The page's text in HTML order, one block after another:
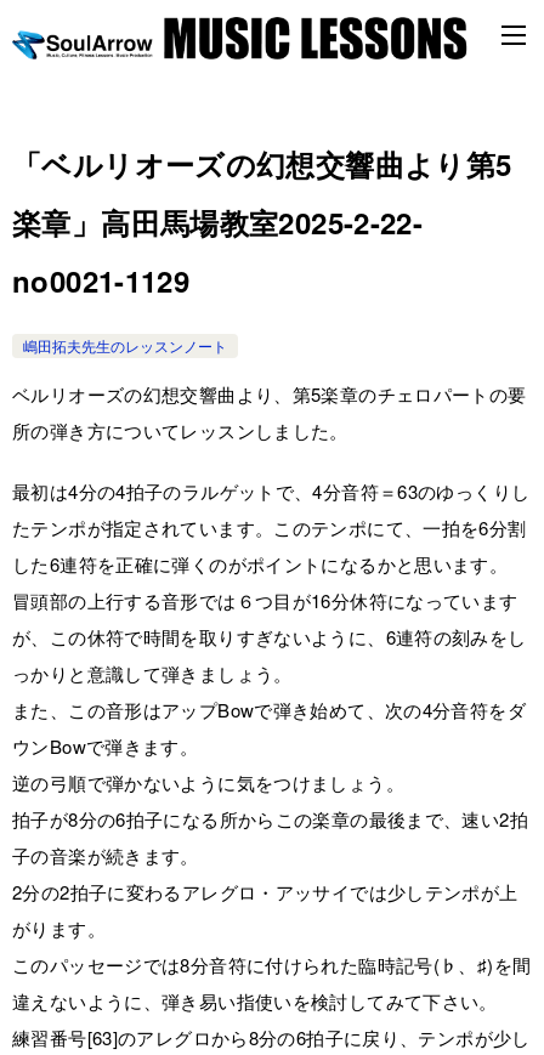
「ベルリオーズの幻想交響曲より第5
楽章」高田馬場教室2025-2-22-
no0021-1129
嶋田拓夫先生のレッスンノート
ベルリオーズの幻想交響曲より、第5楽章のチェロパートの要
所の弾き方についてレッスンしました。
最初は4分の4拍子のラルゲットで、4分音符＝63のゆっくりし
たテンポが指定されています。このテンポにて、一拍を6分割
した6連符を正確に弾くのがポイントになるかと思います。
冒頭部の上行する音形では６つ目が16分休符になっています
が、この休符で時間を取りすぎないように、6連符の刻みをし
っかりと意識して弾きましょう。
また、この音形はアップBowで弾き始めて、次の4分音符をダ
ウンBowで弾きます。
逆の弓順で弾かないように気をつけましょう。
拍子が8分の6拍子になる所からこの楽章の最後まで、速い2拍
子の音楽が続きます。
2分の2拍子に変わるアレグロ・アッサイでは少しテンポが上
がります。
このパッセージでは8分音符に付けられた臨時記号(♭、♯)を間
違えないように、弾き易い指使いを検討してみて下さい。
練習番号[63]のアレグロから8分の6拍子に戻り、テンポが少し